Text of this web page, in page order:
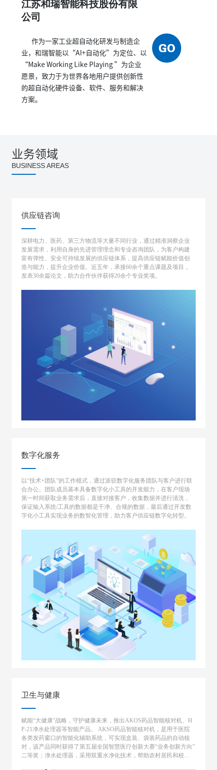
江苏和瑞智能科技股份有限
公司
作为一家工业超自动化研发与制造企
业，和瑞智能以“AI+自动化”为定位、以
“Make Working Like Playing ”为企业
愿景，致力于为世界各地用户提供创新性
的超自动化硬件设备、软件、服务和解决
方案。
业务领域
BUSINESS AREAS
供应链咨询
深耕电力、医药、第三方物流等大量不同行业，通过精准洞察企业
发展需求，利用自身的先进管理理念和专业咨询团队，为客户构建
富有弹性、安全可持续发展的供应链体系，提高供应链赋能价值创
造与能力，提升企业价值。近五年，承接60余个重点课题及项目，
发表30余篇论文，助力合作伙伴获得20余个专业奖项。
数字化服务
以“技术+团队”的工作模式，通过派驻数字化服务团队与客户进行联
合办公。团队成员基本具备数字化小工具的开发能力，在客户现场
第一时间获取业务需求后，直接对接客户，收集数据并进行清洗，
保证输入系统/工具的数据都是干净、合规的数据，最后通过开发数
字化小工具实现业务的数智化管理，助力客户供应链数字化转型。
卫生与健康
赋能“大健康”战略，守护健康未来，推出AKOS药品智能核对机、H
P-21净水处理器等智能产品。 AKSO药品智能核对机，是用于医院
各类发药窗口的智能化辅助系统，可实现盒装、袋装药品的自动核
对，该产品同时获得了第五届全国智慧医疗创新大赛“业务创新方向”
二等奖；净水处理器，采用双重水净化技术，帮助农村居民和校园